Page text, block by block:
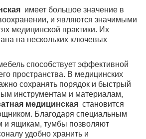
имеет большое значение в
и являются значимыми
медицинской практики. Их
на нескольких ключевых
способствует эффективной
пространства. В медицинских
сохранять порядок и быстрый
инструментам и материалам,
медицинская становится
Благодаря специальным
и ящикам, тумбы позволяют
удобно хранить и